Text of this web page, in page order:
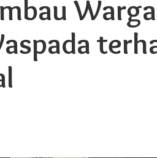
Warga